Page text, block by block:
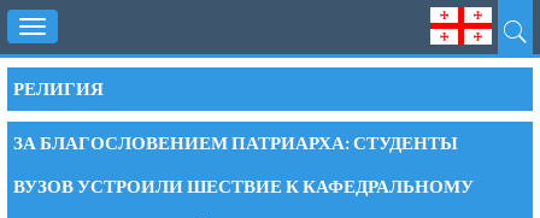
Toggle
navigation
РЕЛИГИЯ
ЗА БЛАГОСЛОВЕНИЕМ ПАТРИАРХА: СТУДЕНТЫ
ВУЗОВ УСТРОИЛИ ШЕСТВИЕ К КАФЕДРАЛЬНОМУ